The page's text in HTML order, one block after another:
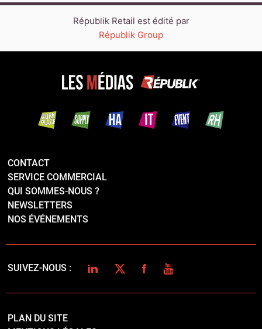
Républik Retail est édité par
Républik Group
CONTACT
SERVICE COMMERCIAL
QUI SOMMES-NOUS ?
NEWSLETTERS
NOS ÉVÉNEMENTS
SUIVEZ-NOUS : LINKEDINTWITTERFACEBOOK
YOUTUBE
PLAN DU SITE